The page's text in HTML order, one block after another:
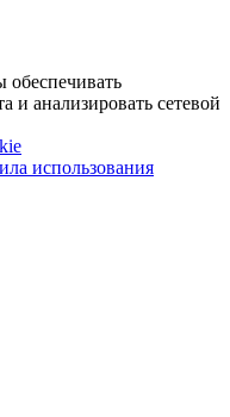
и анализировать сетевой
использования